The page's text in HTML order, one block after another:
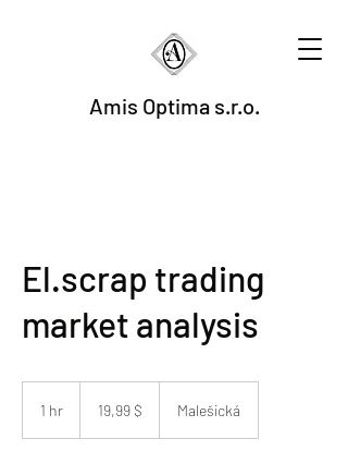
Amis Optima s.r.o.
El.scrap trading
market analysis
1 hr
dolāri19,99 $ Malešická